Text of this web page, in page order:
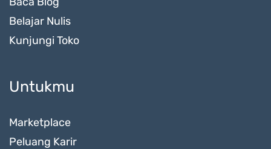
Belajar Nulis
Kunjungi Toko
Untukmu
Marketplace
Peluang Karir